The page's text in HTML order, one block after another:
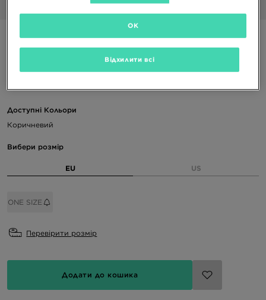
NEW ERA КЕПКА SCRIPT TRUCKER LA DODGERS LOS
ANGELES DODGERS
Доступні Кольори
Коричневий
Вибери розмір
EU US
ONE SIZE
Перевірити розмір
Додати до кошика
Відхилити всі
OK